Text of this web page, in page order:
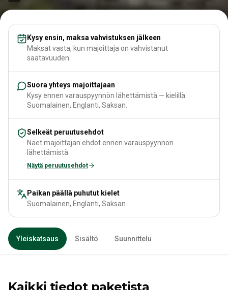
Kysy ensin, maksa vahvistuksen jälkeen
Maksat vasta, kun majoittaja on vahvistanut
saatavuuden.
Suora yhteys majoittajaan
Kysy ennen varauspyynnön lähettämistä — kielillä
Suomalainen, Englanti, Saksan.
Selkeät peruutusehdot
Näet majoittajan ehdot ennen varauspyynnön
lähettämistä.
Näytä peruutusehdot
Paikan päällä puhutut kielet
Suomalainen, Englanti, Saksan
Yleiskatsaus Sisältö Suunnittelu
Kaikki tiedot paketista